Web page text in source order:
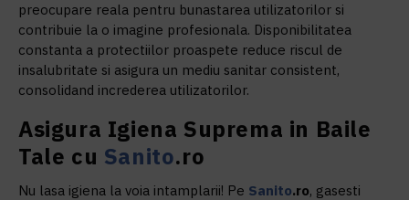
preocupare reala pentru bunastarea utilizatorilor si
contribuie la o imagine profesionala. Disponibilitatea
constanta a protectiilor proaspete reduce riscul de
insalubritate si asigura un mediu sanitar consistent,
consolidand increderea utilizatorilor.
Asigura Igiena Suprema in Baile
Tale cu Sanito.ro
Nu lasa igiena la voia intamplarii! Pe Sanito.ro, gasesti